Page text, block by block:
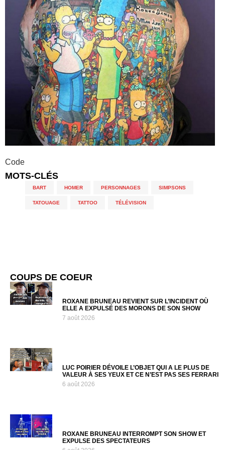
Code
MOTS-CLÉS
BART HOMER PERSONNAGES SIMPSONS
TATOUAGE TATTOO TÉLÉVISION
COUPS DE COEUR
ROXANE BRUNEAU REVIENT SUR L’INCIDENT OÙ
ELLE A EXPULSÉ DES MORONS DE SON SHOW
7 août 2026
LUC POIRIER DÉVOILE L’OBJET QUI A LE PLUS DE
VALEUR À SES YEUX ET CE N’EST PAS SES FERRARI
6 août 2026
ROXANE BRUNEAU INTERROMPT SON SHOW ET
EXPULSE DES SPECTATEURS